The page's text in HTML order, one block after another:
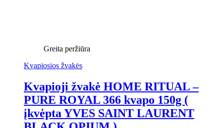
Greita peržiūra
Kvapiosios žvakės
Kvapioji žvakė HOME RITUAL –
PURE ROYAL 366 kvapo 150g (
įkvėpta YVES SAINT LAURENT